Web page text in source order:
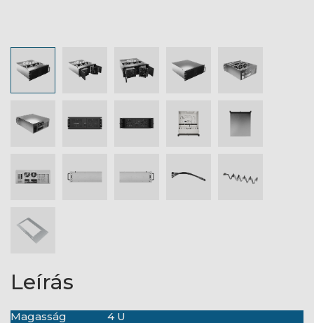
Leírás
Magasság
4 U